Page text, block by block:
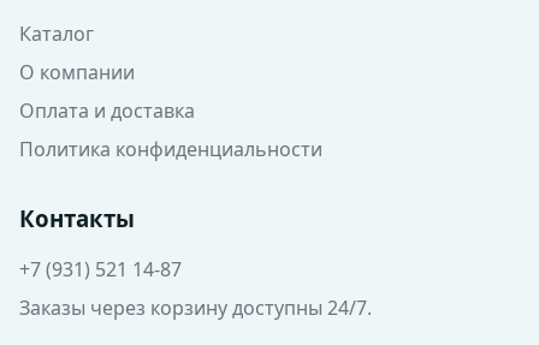
Каталог
О компании
Оплата и доставка
Политика конфиденциальности
Контакты
+7 (931) 521 14-87
Заказы через корзину доступны 24/7.